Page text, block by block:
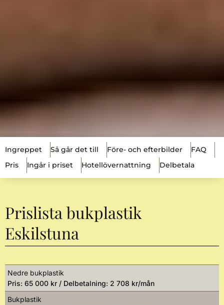
Ingreppet Så går det till Före- och efterbilder
FAQ
Pris
Ingår i priset Hotellövernattning Delbetala
Prislista bukplastik
Eskilstuna
Nedre bukplastik
Pris: 65 000 kr / Delbetalning: 2 708 kr/mån
Bukplastik